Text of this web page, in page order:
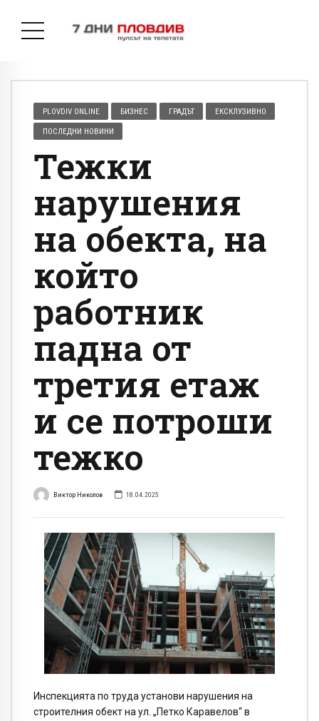
PLOVDIV ONLINE БИЗНЕС ГРАДЪТ ЕКСКЛУЗИВНО
ПОСЛЕДНИ НОВИНИ
Тежки
нарушения
на обекта, на
който
работник
падна от
третия етаж
и се потроши
тежко
Виктор Николов 18.04.2025
Инспекцията по труда установи нарушения на
строителния обект на ул. „Петко Каравелов“ в